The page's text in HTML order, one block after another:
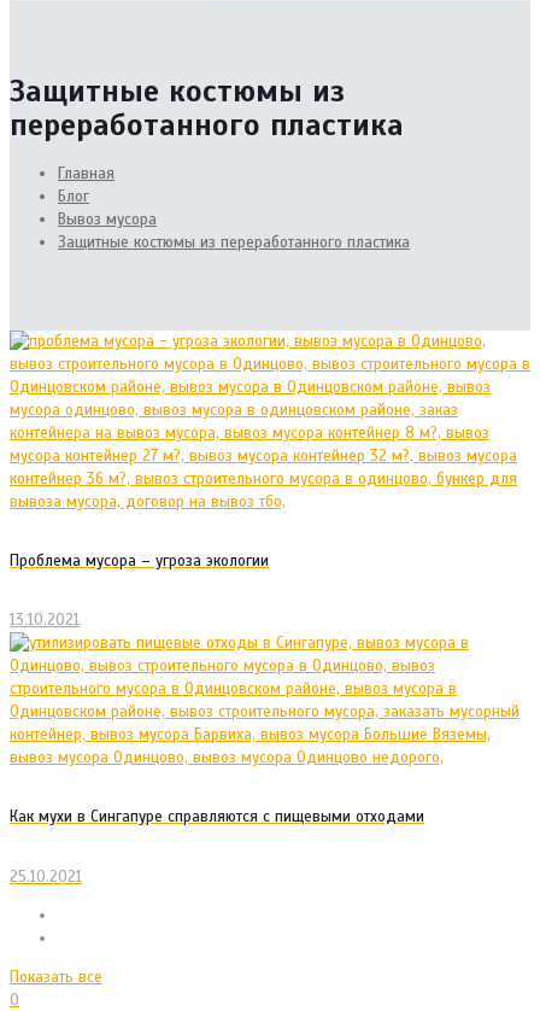
Защитные костюмы из
переработанного пластика
Главная
Блог
Вывоз мусора
Защитные костюмы из переработанного пластика
Проблема мусора – угроза экологии
13.10.2021
Как мухи в Сингапуре справляются с пищевыми отходами
25.10.2021
Показать все
0